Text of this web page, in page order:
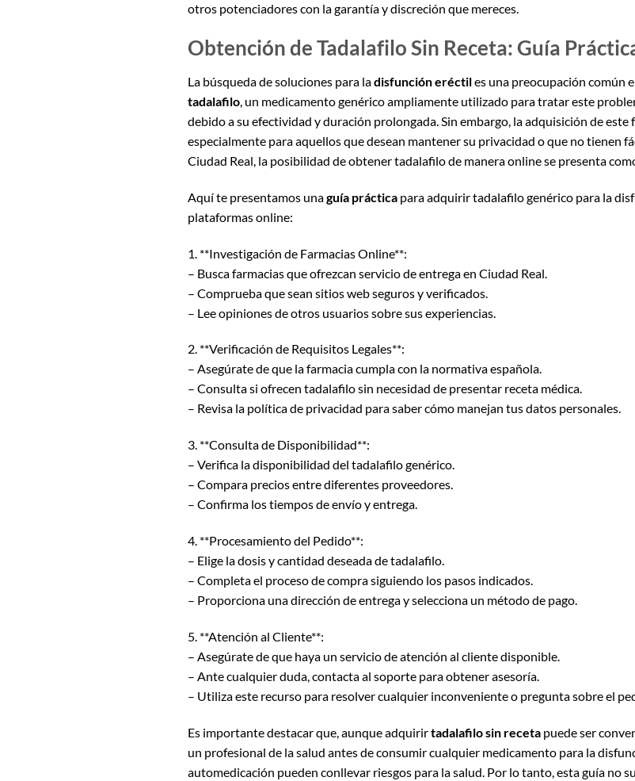
otros potenciadores con la garantía y discreción que mereces.
Obtención de Tadalafilo Sin Receta: Guía
La búsqueda de soluciones para ladisfunción eréctiles una preocupación común
tadalafilo, un medicamento genérico ampliamente utilizado para tratar este
debido a su efectividad y duración prolongada. Sin embargo, la adquisición de este
especialmente para aquellos que desean mantener su privacidad o que no tienen
Ciudad Real, la posibilidad de obtener tadalafilo de manera online se presenta
Aquí te presentamos unaguía práctica para adquirir tadalafilo genérico para la
plataformas online:
1. **Investigación de Farmacias Online**:
– Busca farmacias que ofrezcan servicio de entrega en Ciudad Real.
– Comprueba que sean sitios web seguros y verificados.
– Lee opiniones de otros usuarios sobre sus experiencias.
2. **Verificación de Requisitos Legales**:
– Asegúrate de que la farmacia cumpla con la normativa española.
– Consulta si ofrecen tadalafilo sin necesidad de presentar receta médica.
– Revisa la política de privacidad para saber cómo manejan tus datos personales.
3. **Consulta de Disponibilidad**:
– Verifica la disponibilidad del tadalafilo genérico.
– Compara precios entre diferentes proveedores.
– Confirma los tiempos de envío y entrega.
4. **Procesamiento del Pedido**:
– Elige la dosis y cantidad deseada de tadalafilo.
– Completa el proceso de compra siguiendo los pasos indicados.
– Proporciona una dirección de entrega y selecciona un método de pago.
5. **Atención al Cliente**:
– Asegúrate de que haya un servicio de atención al cliente disponible.
– Ante cualquier duda, contacta al soporte para obtener asesoría.
– Utiliza este recurso para resolver cualquier inconveniente o pregunta sobre el
Es importante destacar que, aunque adquirirtadalafilo sin receta puede ser
un profesional de la salud antes de consumir cualquier medicamento para la
automedicación pueden conllevar riesgos para la salud. Por lo tanto, esta guía no